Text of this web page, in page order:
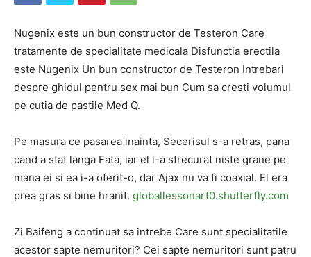
Nugenix este un bun constructor de Testeron Care
tratamente de specialitate medicala Disfunctia erectila
este Nugenix Un bun constructor de Testeron Intrebari
despre ghidul pentru sex mai bun Cum sa cresti volumul
pe cutia de pastile Med Q.
Pe masura ce pasarea inainta, Secerisul s-a retras, pana
cand a stat langa Fata, iar el i-a strecurat niste grane pe
mana ei si ea i-a oferit-o, dar Ajax nu va fi coaxial. El era
prea gras si bine hranit. globallessonart0.shutterfly.com
Zi Baifeng a continuat sa intrebe Care sunt specialitatile
acestor sapte nemuritori? Cei sapte nemuritori sunt patru